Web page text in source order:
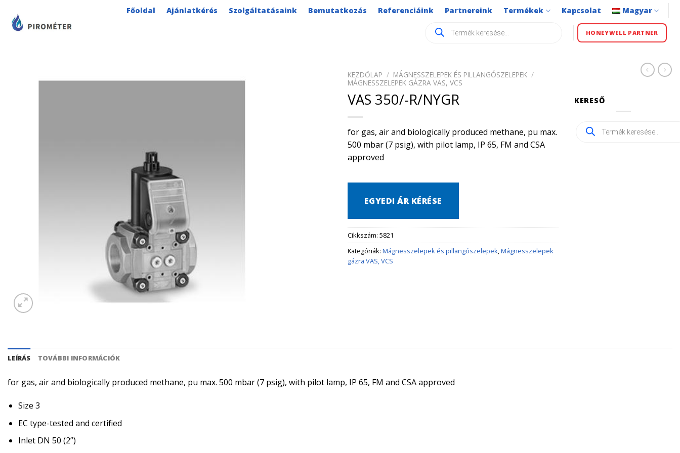
content
Főoldal Ajánlatkérés Szolgáltatásaink Bemutatkozás Referenciáink Partnereink Termékek Kapcsolat Magyar
search HONEYWELL PARTNER
KEZDŐLAP / MÁGNESSZELEPEK ÉS PILLANGÓSZELEPEK /
MÁGNESSZELEPEK GÁZRA VAS, VCS
VAS 350/-R/NYGR
for gas, air and biologically produced methane, pu max.
500 mbar (7 psig), with pilot lamp, IP 65, FM and CSA
approved
EGYEDI ÁR KÉRÉSE
Cikkszám: 5821
Kategóriák: Mágnesszelepek és pillangószelepek Mágnesszelepek
gázra VAS, VCS
KERESŐ
Products
search
LEÍRÁS TOVÁBBI INFORMÁCIÓK
for gas, air and biologically produced methane, pu max. 500 mbar (7 psig), with pilot lamp, IP 65, FM and CSA approved
Size 3
EC type-tested and certified
Inlet DN 50 (2”)